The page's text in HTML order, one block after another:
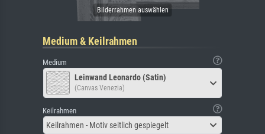
Medium & Keilrahmen
Medium
Leinwand Leonardo (Satin)
(Canvas Venezia)
Keilrahmen
Keilrahmen - Motiv seitlich gespiegelt